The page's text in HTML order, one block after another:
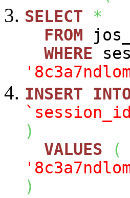
SELECT
*
FROM
WHERE
INSERT
)
VALUES
(
)